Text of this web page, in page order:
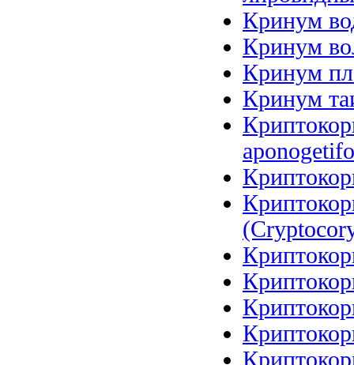
Кринум
Кринум
Кринум
Кринум